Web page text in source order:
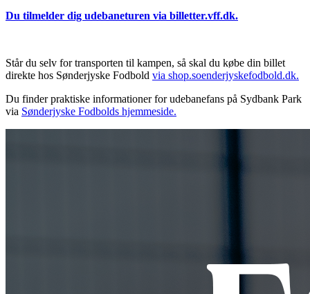
Du tilmelder dig udebaneturen via billetter.vff.dk.
Står du selv for transporten til kampen, så skal du købe din billet
direkte hos Sønderjyske Fodbold via shop.soenderjyskefodbold.dk.
Du finder praktiske informationer for udebanefans på Sydbank Park
via Sønderjyske Fodbolds hjemmeside.